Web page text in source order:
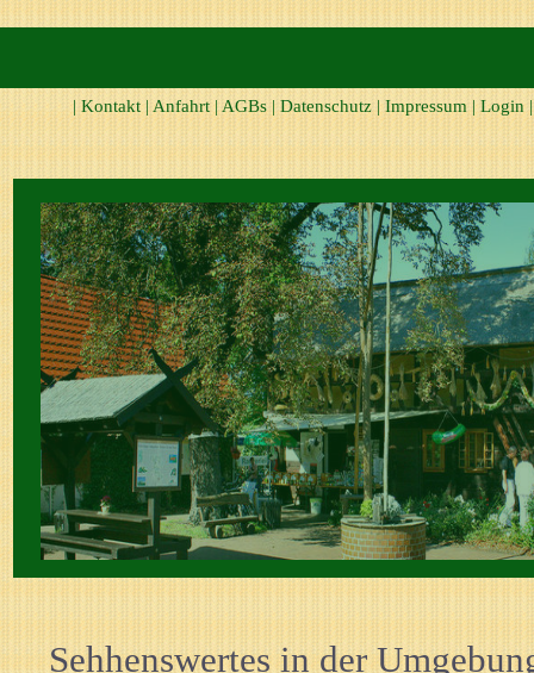
| Kontakt | Anfahrt | AGBs | Datenschutz | Impressum | Login |
Sehhenswertes in der